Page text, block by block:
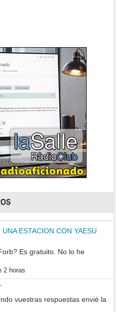
ESTACION CON YAESU
Es gratuito. No lo he
2 horas
vuestras respuestas envié la